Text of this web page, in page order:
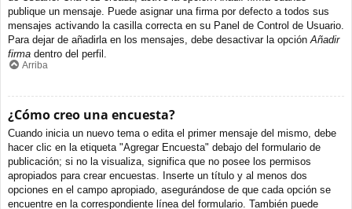
publique un mensaje. Puede asignar una firma por defecto a todos sus
mensajes activando la casilla correcta en su Panel de Control de Usuario.
Para dejar de añadirla en los mensajes, debe desactivar la opciónAñadir
firma dentro del perfil.
Arriba
¿Cómo creo una encuesta?
Cuando inicia un nuevo tema o edita el primer mensaje del mismo, debe
hacer clic en la etiqueta "Agregar Encuesta" debajo del formulario de
publicación; si no la visualiza, significa que no posee los permisos
apropiados para crear encuestas. Inserte un título y al menos dos
opciones en el campo apropiado, asegurándose de que cada opción se
encuentre en la correspondiente línea del formulario. También puede